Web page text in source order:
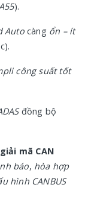
).
Autocàng ổn – ít
công suất tốt
đồng bộ
mã CAN
báo, hòa hợp
hình CANBUS